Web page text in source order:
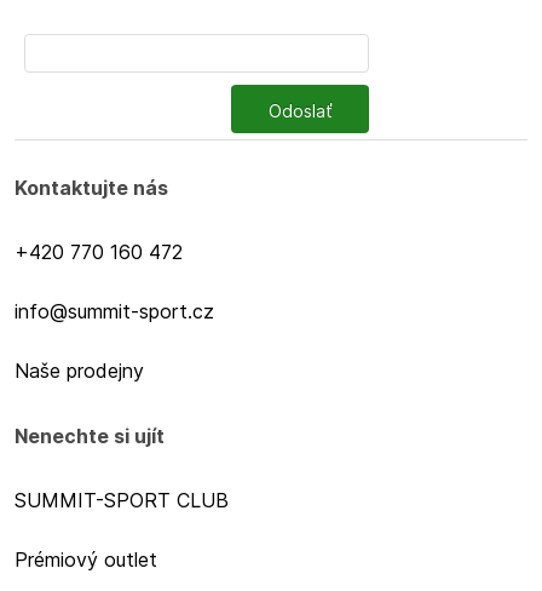
Odoslať
Kontaktujte nás
+420 770 160 472
info@summit-sport.cz
Naše prodejny
Nenechte si ujít
SUMMIT-SPORT CLUB
Prémiový outlet